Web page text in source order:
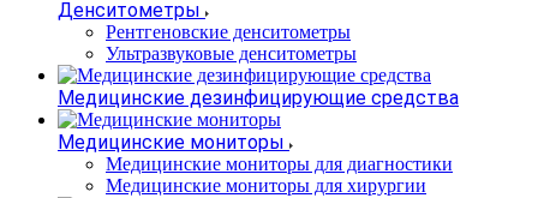
Денситометры
Рентгеновские денситометры
Ультразвуковые денситометры
Медицинские дезинфицирующие средства
Медицинские мониторы
Медицинские мониторы для диагностики
Медицинские мониторы для хирургии